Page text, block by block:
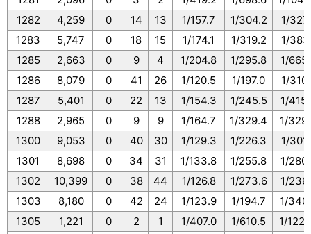
1282
4,259 0 14 13 1/157.7 1/304.2
1/
1283
5,747 0 18 15 1/174.1 1/319.2
1/
1285
2,663 0 9 4 1/204.8 1/295.8
1/
1286
8,079 0 41 26 1/120.5 1/197.0
1/
1287
5,401 0 22 13 1/154.3 1/245.5
1/
1288
2,965 0 9 9 1/164.7 1/329.4
1/
1300
9,053 0 40 30 1/129.3 1/226.3
1/
1301
8,698 0 34 31 1/133.8 1/255.8
1/
1302
10,399 0 38 44 1/126.8 1/273.6
1/
1303
8,180 0 42 24 1/123.9 1/194.7
1/
1305
1,221 0 2 1 1/407.0 1/610.5
1/